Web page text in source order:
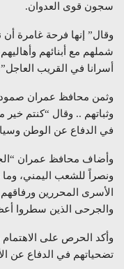
سجون قوى العدوان.
وقال” إنها فرحة غامرة أن
شملهم مع أبنائهم
أسرانا في القريب
وثمن محافظ عمران صمود
وثباتهم .. وقال “كنتم خير
في الدفاع عن الوطن
وأضاف محافظ عمران
ونصراً للشعب اليمني،
الأسرى المحررين
والجرحى الذين سطروا
وأكد الحرص على الاهتمام
تضحياتهم في الدفاع عن